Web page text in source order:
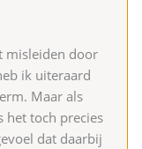
misleiden door
ik uiteraard
Maar als
het toch precies
dat daarbij